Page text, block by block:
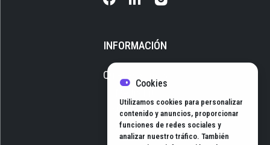
INFORMACIÓN
Quiénes somos
Newsletter
Contacto
Cookies
Utilizamos cookies para personalizar
contenido y anuncios, proporcionar
funciones de redes sociales y
analizar nuestro tráfico. También